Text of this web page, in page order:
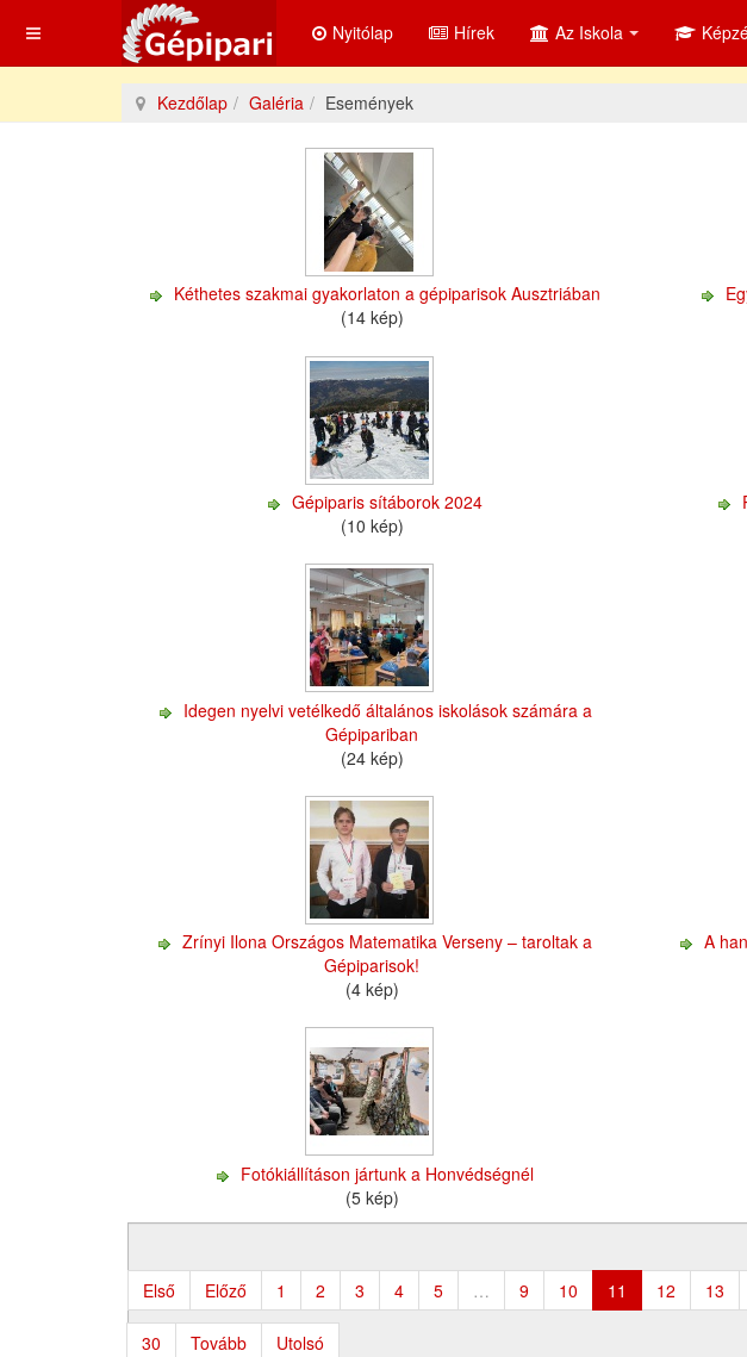
Nyitólap Hírek Az Iskola
Kezdőlap Galéria Események
Kéthetes szakmai gyakorlaton a gépiparisok Ausztriában
(14 kép)
Gépiparis sítáborok 2024
(10 kép)
Idegen nyelvi vetélkedő általános iskolások számára a
Gépipariban
(24 kép)
Zrínyi Ilona Országos Matematika Verseny – taroltak a
Gépiparisok!
(4 kép)
A
Fotókiállításon jártunk a Honvédségnél
(5 kép)
Első Előző 1 2 3 4 5 … 9 10 11 12 13
30 Tovább Utolsó